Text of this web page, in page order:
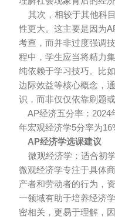
其次，相较于其他科
性更大。这主要是因为
考查，而并非过度强调
程中，学生应当将精力
纯依赖于学习技巧。比
边际效益等核心概念，
识，而非仅仅依靠刷题
AP经济五分率：2024
年宏观经济学5分率为
AP经济学选课建议
微观经济学：适合初
微观经济学专注于具体
产者和劳动者的行为，
一领域有助于培养经济
密相关，更易于理解，